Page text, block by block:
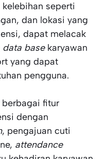
seperti
dan lokasi yang
dapat melacak
data base karyawan
yang dapat
pengguna.
berbagai fitur
dengan
, pengajuan cuti
attendance